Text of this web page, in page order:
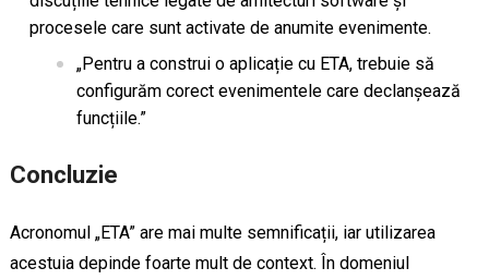
procesele care sunt activate de anumite evenimente.
„Pentru a construi o aplicație cu ETA, trebuie să
configurăm corect evenimentele care declanșează
funcțiile.”
Concluzie
Acronomul „ETA” are mai multe semnificații, iar utilizarea
acestuia depinde foarte mult de context. În domeniul